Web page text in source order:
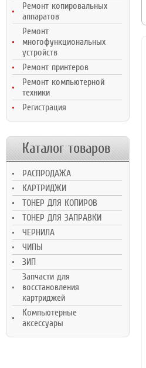
Ремонт копировальных
аппаратов
Ремонт
многофункциональных
устройств
Ремонт принтеров
Ремонт компьютерной
техники
Регистрация
Каталог товаров
РАСПРОДАЖА
КАРТРИДЖИ
ТОНЕР ДЛЯ КОПИРОВ
ТОНЕР ДЛЯ ЗАПРАВКИ
ЧЕРНИЛА
ЧИПЫ
ЗИП
Запчасти для
восстановления
картриджей
Компьютерные
аксессуары